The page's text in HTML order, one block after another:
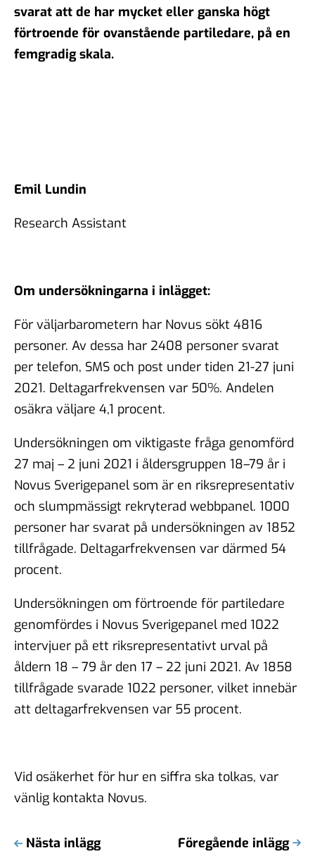
svarat att de har mycket eller ganska högt
förtroende för ovanstående partiledare, på en
femgradig skala.
Emil Lundin
Research Assistant
Om undersökningarna i inlägget:
För väljarbarometern har Novus sökt 4816
personer. Av dessa har 2408 personer svarat
per telefon, SMS och post under tiden 21-27 juni
2021. Deltagarfrekvensen var 50%. Andelen
osäkra väljare 4,1 procent.
Undersökningen om viktigaste fråga genomförd
27 maj – 2 juni 2021 i åldersgruppen 18–79 år i
Novus Sverigepanel som är en riksrepresentativ
och slumpmässigt rekryterad webbpanel. 1000
personer har svarat på undersökningen av 1852
tillfrågade. Deltagarfrekvensen var därmed 54
procent.
Undersökningen om förtroende för partiledare
genomfördes i Novus Sverigepanel med 1022
intervjuer på ett riksrepresentativt urval på
åldern 18 – 79 år den 17 – 22 juni 2021. Av 1858
tillfrågade svarade 1022 personer, vilket innebär
att deltagarfrekvensen var 55 procent.
Vid osäkerhet för hur en siffra ska tolkas, var
vänlig kontakta Novus.
Nästa inlägg Föregående inlägg